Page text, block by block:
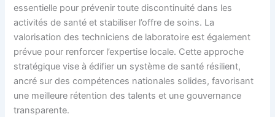
essentielle pour prévenir toute discontinuité dans les
activités de santé et stabiliser l’offre de soins. La
valorisation des techniciens de laboratoire est également
prévue pour renforcer l’expertise locale. Cette approche
stratégique vise à édifier un système de santé résilient,
ancré sur des compétences nationales solides, favorisant
une meilleure rétention des talents et une gouvernance
transparente.